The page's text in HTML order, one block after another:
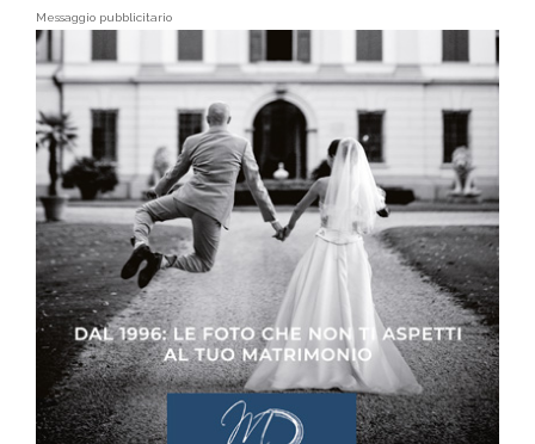
Messaggio pubblicitario